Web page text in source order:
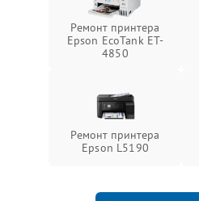
Ремонт принтера
Epson EcoTank ET-
4850
Ремонт принтера
Epson L5190